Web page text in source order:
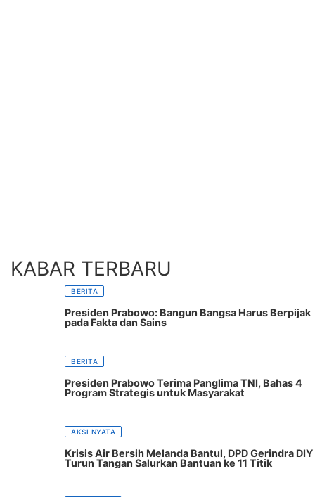
KABAR TERBARU
BERITA
Presiden Prabowo: Bangun Bangsa Harus Berpijak
pada Fakta dan Sains
BERITA
Presiden Prabowo Terima Panglima TNI, Bahas 4
Program Strategis untuk Masyarakat
AKSI NYATA
Krisis Air Bersih Melanda Bantul, DPD Gerindra DIY
Turun Tangan Salurkan Bantuan ke 11 Titik